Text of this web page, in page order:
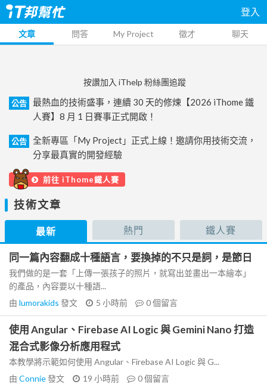
登入
文章 問答 My Project 徵才 聊天
按讚加入 iThelp 粉絲團追蹤
公告
最熱血的技術盛事，連續 30 天的修煉【2026 iThome 鐵
人賽】8 月 1 日賽事正式開啟！
公告
全新專區「My Project」正式上線！邀請你用技術交流，
分享最真實的開發經驗
前往 iThome鐵人賽
技術文章
最新 熱門 鐵人賽
同一篇內容翻成十種語言，要換掉的不只是詞，是節日
我們做的是一套「上傳一張孩子的照片，就寫出並畫出一本繪本」
的產品，內容要以十種語...
由 lumorakids 發文 5 小時前 0個留言
使用 Angular、Firebase AI Logic 與 Gemini Nano 打造
混合式影像分析應用程式
本教學將示範如何使用 Angular、Firebase AI Logic 與 G...
由 Connie發文 19 小時前 0個留言